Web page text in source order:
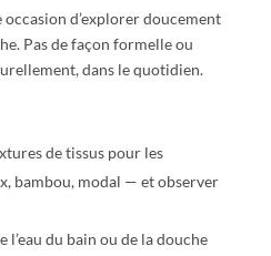
d’explorer doucement
Pas de façon formelle ou
dans le quotidien.
de tissus pour les
bambou, modal — et observer
du bain ou de la douche